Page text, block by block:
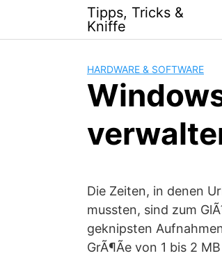
Tipps, Tricks &
Kniffe
HARDWARE & SOFTWARE
Die Zeiten, in denen
mussten, sind zum
geknipsten
GrÃ¶Ãe von 1 bis 2